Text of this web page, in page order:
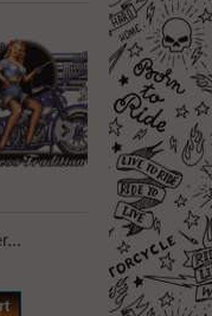
Sweat
27,50 €
Add